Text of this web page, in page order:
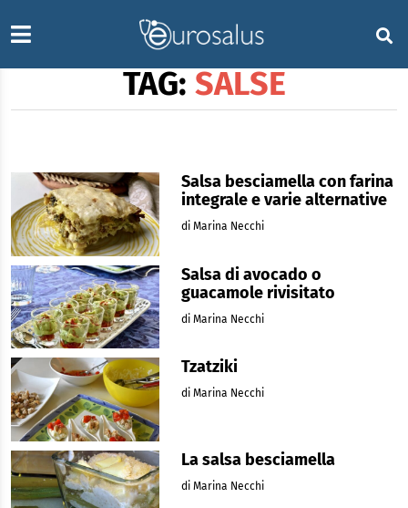
TAG: SALSE
Salsa besciamella con farina
integrale e varie alternative
di Marina Necchi
Salsa di avocado o
guacamole rivisitato
di Marina Necchi
Tzatziki
di Marina Necchi
La salsa besciamella
di Marina Necchi